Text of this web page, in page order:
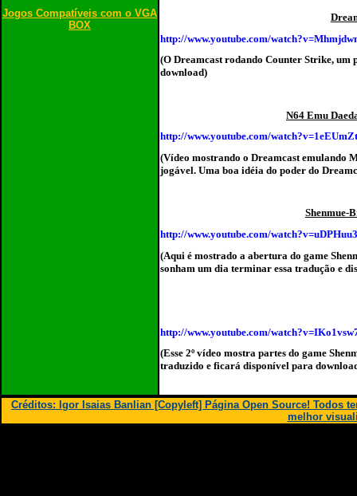
Jogos Compatíveis com o VGA
BOX
http://www.youtube.com/
(O Dreamcast rodando Counter Strike, um
download)
N64 Emu
http://www.youtube.com/
(Vídeo mostrando o Dreamcast emulando
jogável. Uma boa idéia do poder do
Shenmue-
http://www.youtube.com/
(Aqui é mostrado a abertura do game
sonham um dia terminar essa tradução e
http://www.youtube.com/
(Esse 2º vídeo mostra partes do game
traduzido e ficará disponível para
Créditos: Igor Isaias Banlian [Copyleft] Página Open Source! Todos
melhor